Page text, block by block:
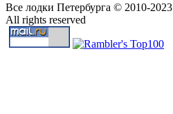
Все лодки Петербурга © 2010-2023
All rights reserved